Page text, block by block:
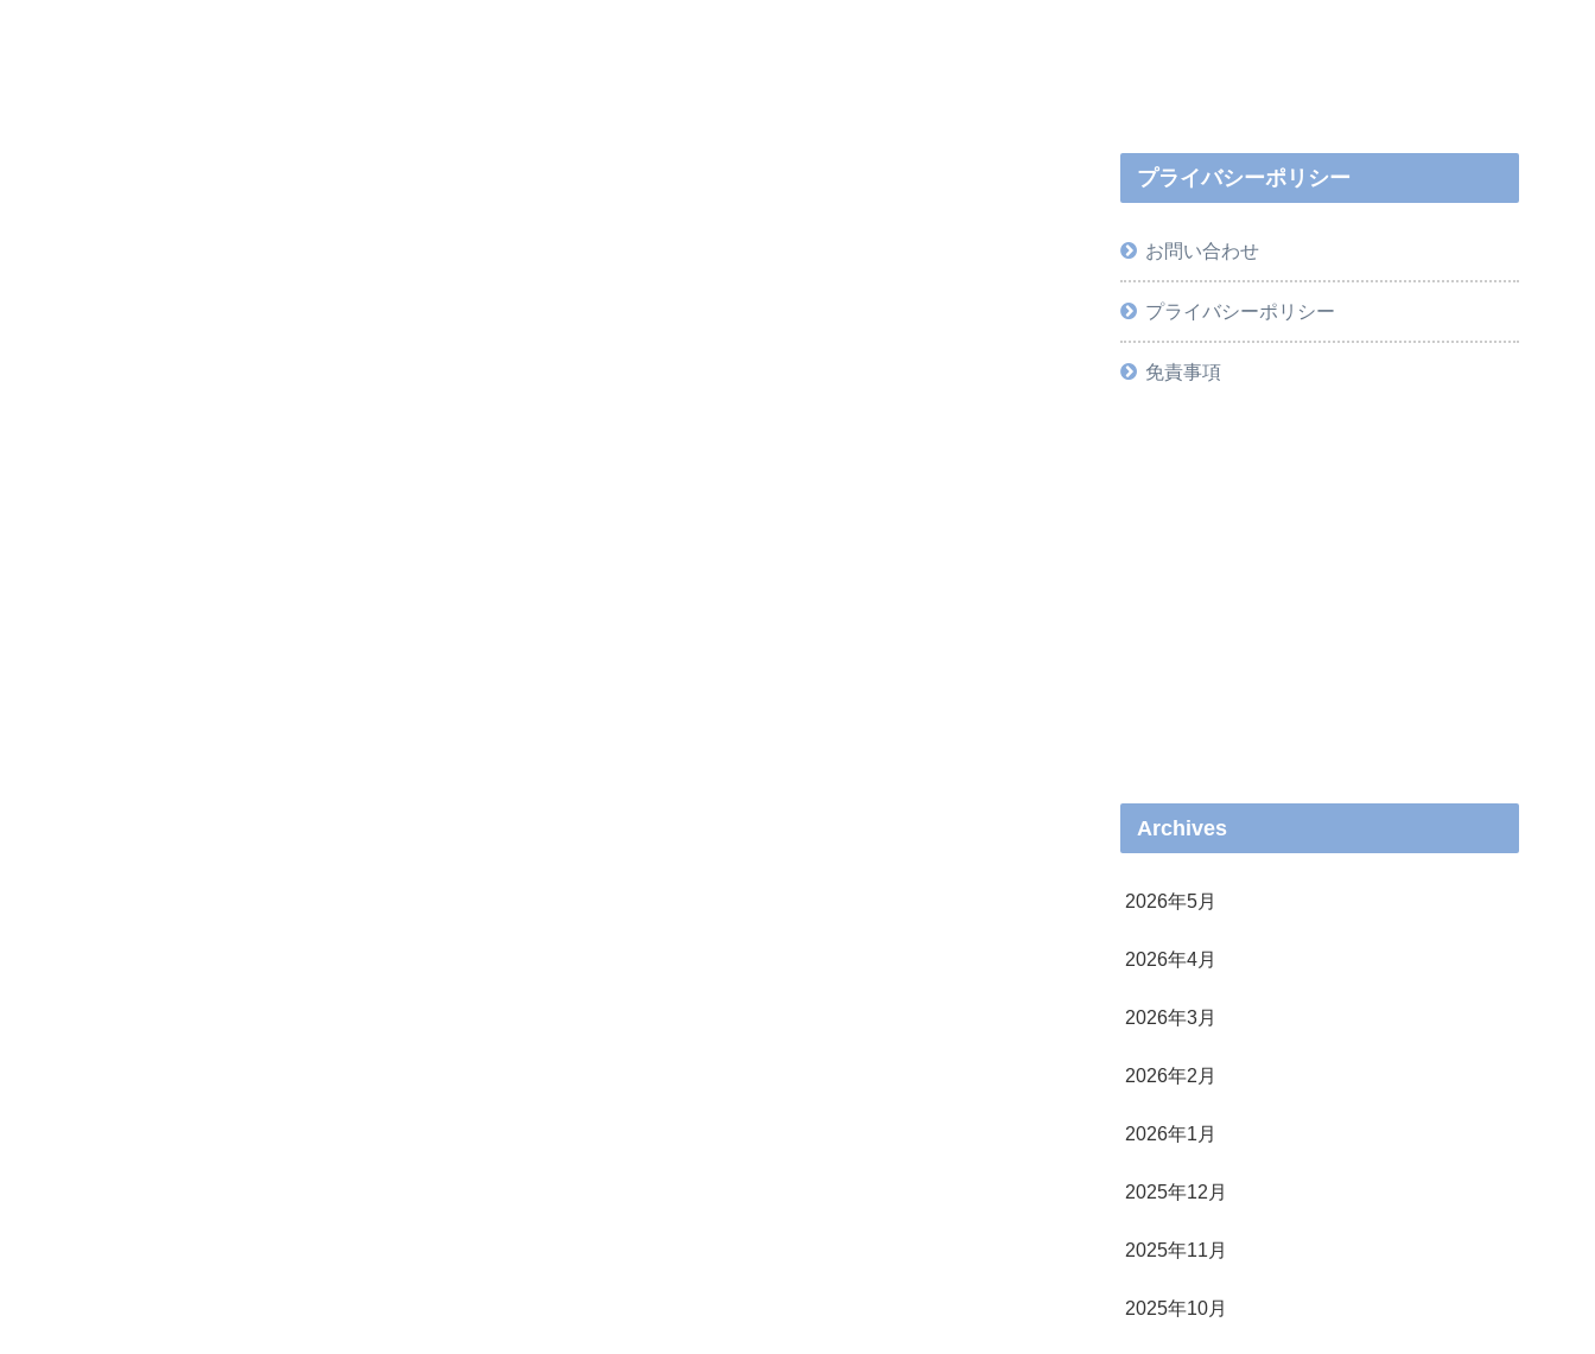
プライバシーポリシー
お問い合わせ
プライバシーポリシー
免責事項
Archives
2026年5月
2026年4月
2026年3月
2026年2月
2026年1月
2025年12月
2025年11月
2025年10月